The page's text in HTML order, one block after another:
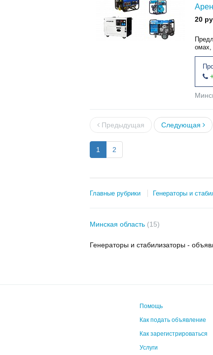
20
омах,
Предыдущая Следующая
1 2
Главные рубрики Генераторы и
Минская область (15)
Генераторы и стабилизаторы -
Помощь
Как подать объявление
Как зарегистрироваться
Услуги